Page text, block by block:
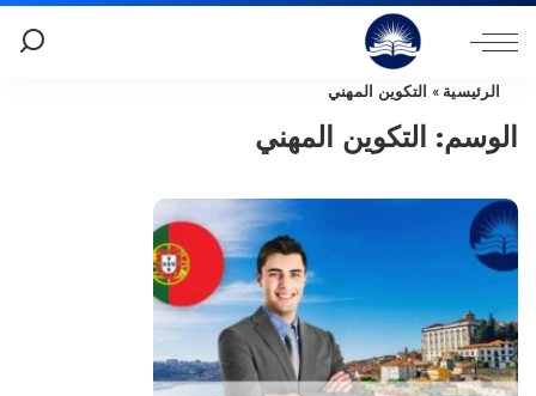
الرئيسية » التكوين المهني
الوسم: التكوين المهني